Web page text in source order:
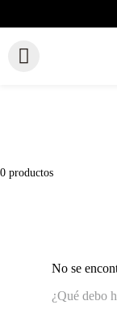
0 productos
No se
¿Qué debo